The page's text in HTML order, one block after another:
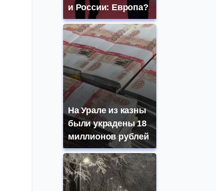
и России: Европа?
На Урале из казны
были украдены 18
миллионов рублей